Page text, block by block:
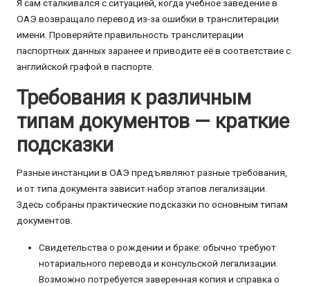
Я сам сталкивался с ситуацией, когда учебное заведение в
ОАЭ возвращало перевод из-за ошибки в транслитерации
имени. Проверяйте правильность транслитерации
паспортных данных заранее и приводите её в соответствие с
английской графой в паспорте.
Требования к различным
типам документов — краткие
подсказки
Разные инстанции в ОАЭ предъявляют разные требования,
и от типа документа зависит набор этапов легализации.
Здесь собраны практические подсказки по основным типам
документов.
Свидетельства о рождении и браке: обычно требуют
нотариального перевода и консульской легализации.
Возможно потребуется заверенная копия и справка о